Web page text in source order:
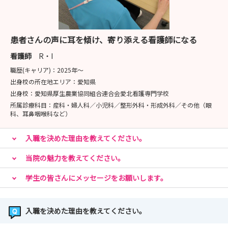
患者さんの声に耳を傾け、寄り添える看護師になる
看護師 R・I
職歴(キャリア)： 2025年〜
出身校の所在地エリア： 愛知県
出身校： 愛知県厚生農業協同組合連合会愛北看護専門学校
所属診療科目： 産科・婦人科／小児科／整形外科・形成外科／その他（眼
科、耳鼻咽喉科など）
入職を決めた理由を教えてください。
当院の魅力を教えてください。
学生の皆さんにメッセージをお願いします。
入職を決めた理由を教えてください。